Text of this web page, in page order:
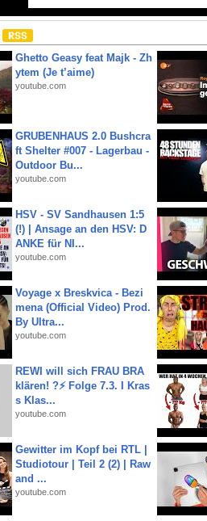
Ghetto Geasy feat Majk - Zh
ytem (Je t’aime)
youtube.com
GRUBENHAUS 2.0 Bushcra
ft Shelter #007 - Lagerbau -
Outdoor Bu...
youtube.com
HSV - SV Sandhausen 1:5
(!) | Ansage an den HSV: D
ANKE für NI...
youtube.com
Voyage x Breskvica - Bezi
mena (Official Video) Prod.
By Ultra...
youtube.com
REWI will sich FRAU BRA
klären! ?⚡️ Folge 7.3. I Kras
s Klas...
youtube.com
Gewitter im Kopf bei RTL |
Studiotour | Teil 2 (2) | Raw
and ...
youtube.com